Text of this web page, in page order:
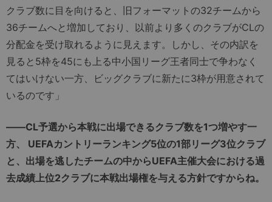
クラブ数に目を向けると、旧フォーマットの32チームから
36チームへと増加しており、以前より多くのクラブがCLの
分配金を受け取れるように見えます。しかし、その内訳を
見ると5枠を45にも上る中小国リーグ王者同士で争わなく
てはいけない一方、ビッグクラブに新たに3枠が用意されて
いるのです」
――CL予選から本戦に出場できるクラブ数を1つ増やす一
方、 UEFAカントリーランキング5位の1部リーグ3位クラブ
と、出場を逃したチームの中からUEFA主催大会における過
去成績上位2クラブに本戦出場権を与える方針ですからね。